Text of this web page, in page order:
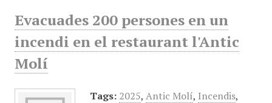
Evacuades 200 persones en un
incendi en el restaurant l'Antic
Molí
Tags: 2025, Antic Molí, Incendis,